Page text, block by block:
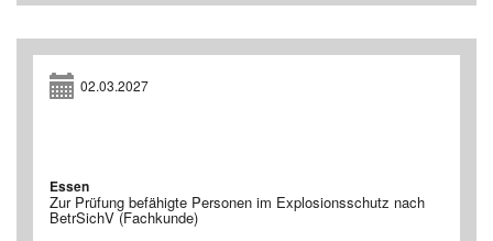
02.03.2027
Essen
Zur Prüfung befähigte Personen im Explosionsschutz nach
BetrSichV (Fachkunde)